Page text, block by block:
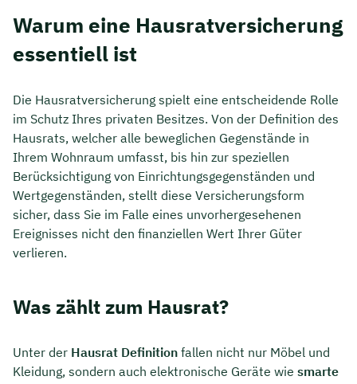
Warum eine Hausratversicherung
essentiell ist
Die Hausratversicherung spielt eine entscheidende Rolle
im Schutz Ihres privaten Besitzes. Von der Definition des
Hausrats, welcher alle beweglichen Gegenstände in
Ihrem Wohnraum umfasst, bis hin zur speziellen
Berücksichtigung von Einrichtungsgegenständen und
Wertgegenständen, stellt diese Versicherungsform
sicher, dass Sie im Falle eines unvorhergesehenen
Ereignisses nicht den finanziellen Wert Ihrer Güter
verlieren.
Was zählt zum Hausrat?
Unter der Hausrat Definition fallen nicht nur Möbel und
Kleidung, sondern auch elektronische Geräte wie smarte